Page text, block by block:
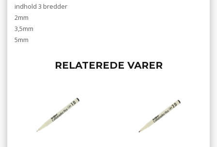
indhold 3 bredder
2mm
3,5mm
5mm
RELATEREDE VARER